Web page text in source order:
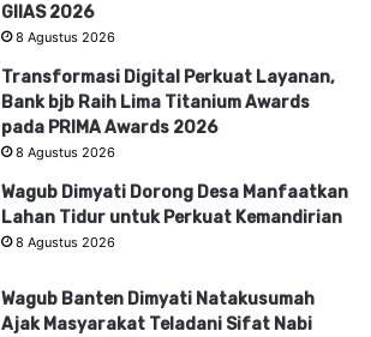
GIIAS 2026
8 Agustus 2026
Transformasi Digital Perkuat Layanan,
Bank bjb Raih Lima Titanium Awards
pada PRIMA Awards 2026
8 Agustus 2026
Wagub Dimyati Dorong Desa Manfaatkan
Lahan Tidur untuk Perkuat Kemandirian
8 Agustus 2026
Wagub Banten Dimyati Natakusumah
Ajak Masyarakat Teladani Sifat Nabi